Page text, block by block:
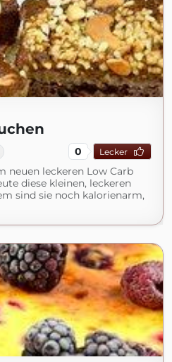
0 Lecker
neuen leckeren Low Carb
diese kleinen, leckeren
sind sie noch kalorienarm,